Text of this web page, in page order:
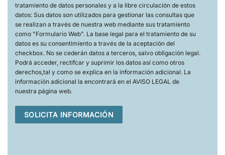
tratamiento de datos personales y a la libre circulación de estos
datos: Sus datos son utilizados para gestionar las consultas que
se realizan a través de nuestra web mediante sus tratamiento
como "Formulario Web". La base legal para el tratamiento de su
datos es su consentimiento a través de la aceptación del
checkbox. No se cederán datos a terceros, salvo obligación legal.
Podrá acceder, rectifcar y suprimir los datos así como otros
derechos,tal y como se explica en la información adicional. La
información adicional la encontrará en el AVISO LEGAL de
nuestra página web.